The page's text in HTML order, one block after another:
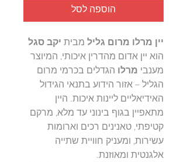
הוספה לסל
יין מרלו מרום גליל מבית יקב סגל
הוא יין אדום מהדרין איכותי, המיוצר
מענבי מרלו הגדלים בכרמי מרום
הגליל – אזור הידוע בתנאי הגידול
האידיאליים ליינות איכות. היין
מתאפיין בגוף בינוני עד מלא, מרקם
קטיפתי, טאנינים רכים וארומות
עשירות, ומעניק חוויית שתייה
אלגנטית ומאוזנת.